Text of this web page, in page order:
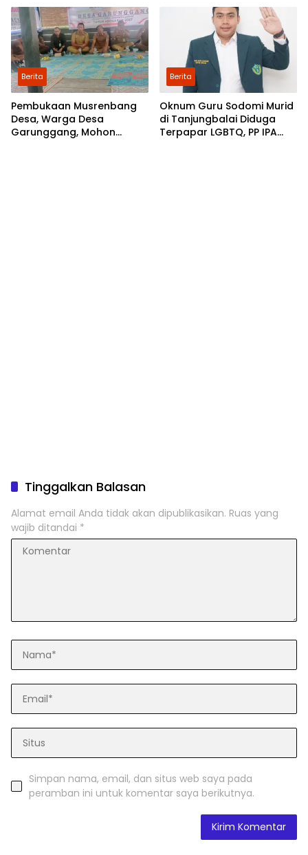
Musrenbang
Berita
Pembukaan Musrenbang
Desa, Warga Desa
Garunggang, Mohon
Berita
Oknum Guru Sodomi Murid
di Tanjungbalai Diduga
Terpapar LGBTQ, PP IPA
Tinggalkan Balasan
Alamat email Anda tidak akan dipublikasikan. Ruas yang
wajib ditandai *
Simpan nama, email, dan situs web saya pada
peramban ini untuk komentar saya berikutnya.